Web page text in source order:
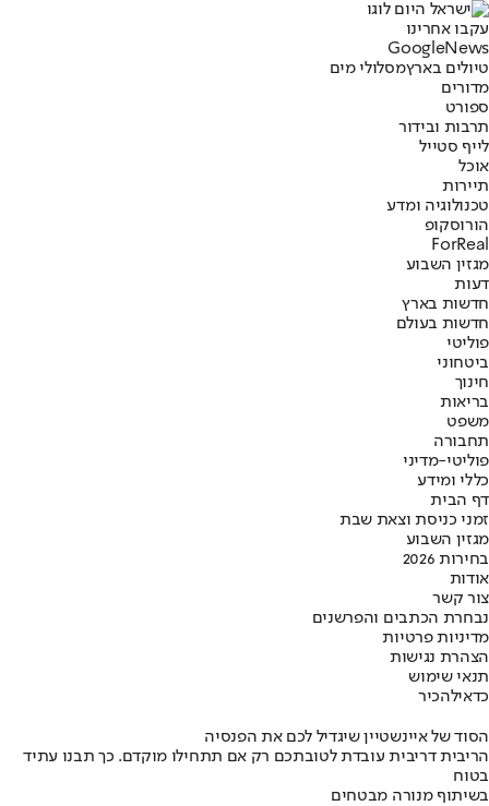
עקבו אחרינו
Googl eNews
טיולים בארץמסלולי מים
מדורים
ספורט
תרבות ובידור
לייף סטייל
אוכל
תיירות
טכנולוגיה ומדע
הורוסקופ
ForReal
מגזין השבוע
דעות
חדשות בארץ
חדשות בעולם
פוליטי
ביטחוני
חינוך
בריאות
משפט
תחבורה
פוליטי-מדיני
כללי ומידע
דף הבית
זמני כניסת וצאת שבת
מגזין השבוע
בחירות 2026
אודות
צור קשר
נבחרת הכתבים והפרשנים
מדיניות פרטיות
הצהרת נגישות
תנאי שימוש
כדאילהכיר
הסוד של איינשטיין שיגדיל לכם את הפנסיה
הריבית דריבית עובדת לטובתכם רק אם תתחילו מוקדם. כך תבנו עתיד
בטוח
בשיתוף מנורה מבטחים